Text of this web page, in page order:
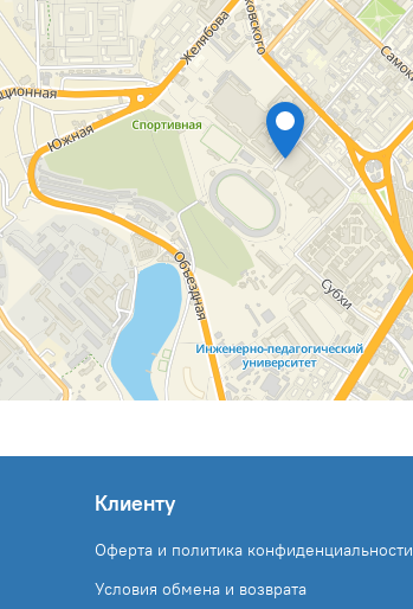
Клиенту
Оферта и политика конфиденциальности
Условия обмена и возврата